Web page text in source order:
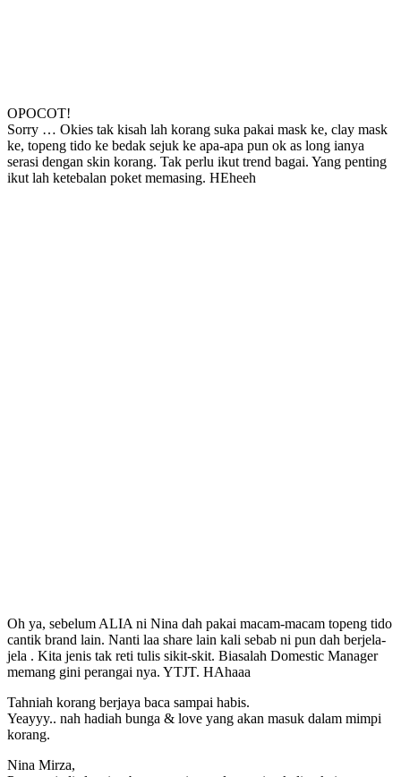
OPOCOT!
Sorry … Okies tak kisah lah korang suka pakai mask ke, clay mask
ke, topeng tido ke bedak sejuk ke apa-apa pun ok as long ianya
serasi dengan skin korang. Tak perlu ikut trend bagai. Yang penting
ikut lah ketebalan poket memasing. HEheeh
Oh ya, sebelum ALIA ni Nina dah pakai macam-macam topeng tido
cantik brand lain. Nanti laa share lain kali sebab ni pun dah berjela-
jela . Kita jenis tak reti tulis sikit-skit. Biasalah Domestic Manager
memang gini perangai nya. YTJT. HAhaaa
Tahniah korang berjaya baca sampai habis.
Yeayyy.. nah hadiah bunga & love yang akan masuk dalam mimpi
korang.
Nina Mirza,